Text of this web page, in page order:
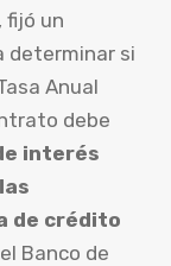
, fijó un
determinar si
Anual
debe
interés
de crédito
Banco de